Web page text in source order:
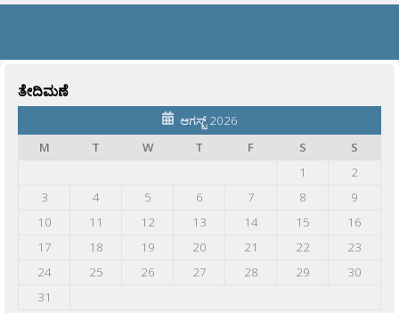
ತೇದಿಮಣೆ
ಆಗಸ್ಟ್ 2026
M
T W T F S
S
1
2
3
4 5 6 7 8
9
10
11 12 13 14 15
16
17
18 19 20 21 22
23
24
25 26 27 28 29
30
31